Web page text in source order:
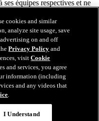
équipes respectives et ne
réservés. Tous les
avec les noms des
officiellement sous license
de marque Zamboni et la
sont des marques de
& Co., Inc. © Frank J.
Toute autre marque
partie sont la propriété de
cookies and similar
analyze site usage, save
on and off
Privacy Policy and
visitCookie
and services, you agree
information (including
and any videos that
.
I Understand